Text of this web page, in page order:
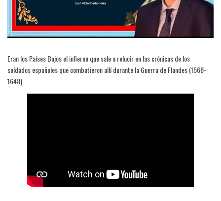
Eran los Países Bajos el infierno que sale a relucir en las crónicas de los
soldados españoles que combatieron allí durante la Guerra de Flandes (1568-
1648)